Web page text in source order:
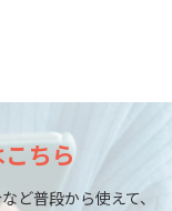
ちら
ど普段から使えて、